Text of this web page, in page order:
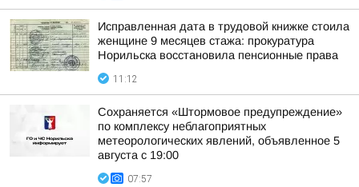
Исправленная дата в трудовой книжке стоила
женщине 9 месяцев стажа: прокуратура
Норильска восстановила пенсионные права
11:12
Сохраняется «Штормовое предупреждение»
по комплексу неблагоприятных
метеорологических явлений, объявленное 5
августа с 19:00
07:57